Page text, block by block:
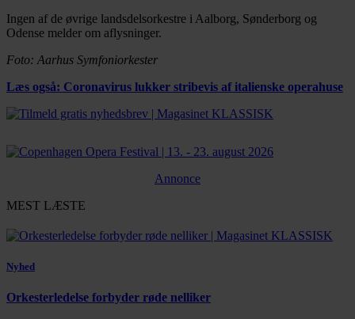
Ingen af de øvrige landsdelsorkestre i Aalborg, Sønderborg og
Odense melder om aflysninger.
Foto: Aarhus Symfoniorkester
Læs også: Coronavirus lukker stribevis af italienske operahuse
Annonce
MEST LÆSTE
Nyhed
Orkesterledelse forbyder røde nelliker